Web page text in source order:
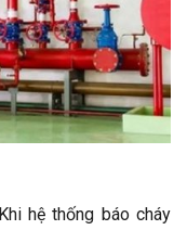
Khi hệ thống báo cháy